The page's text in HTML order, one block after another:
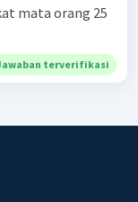
mata orang 25
terverifikasi